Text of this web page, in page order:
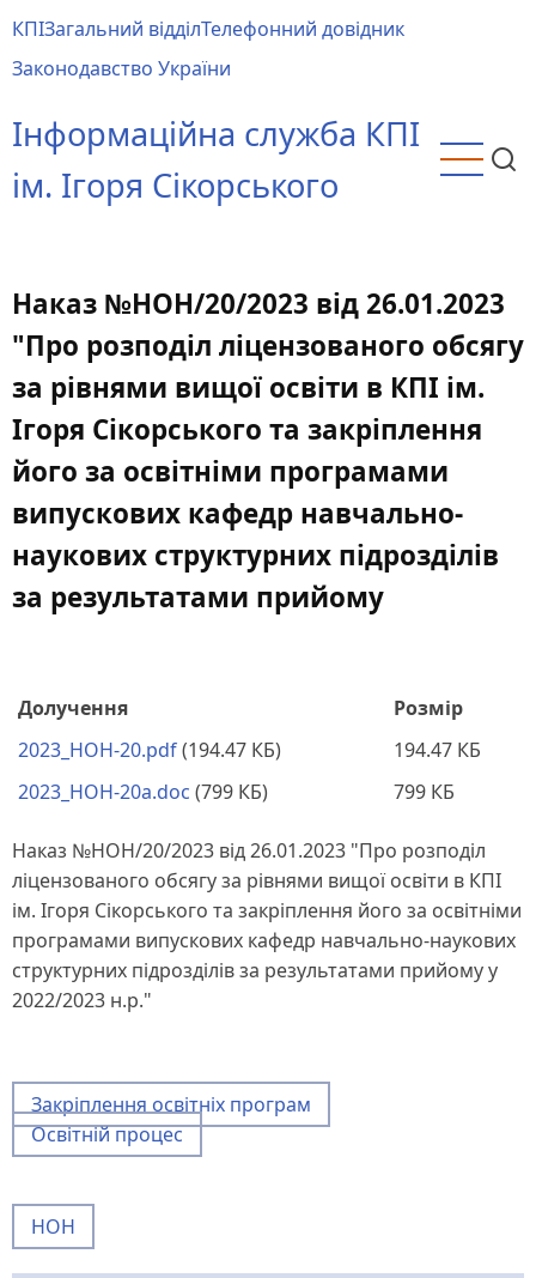
до
основного
КПІЗагальний відділТелефонний довідник
Законодавство України
Інформаційна служба КПІ
ім. Ігоря Сікорського
Наказ №НОН/20/2023 від 26.01.2023
"Про розподіл ліцензованого обсягу
за рівнями вищої освіти в КПІ ім.
Ігоря Сікорського та закріплення
його за освітніми програмами
випускових кафедр навчально-
наукових структурних підрозділів
за результатами прийому
Долучення
Розмір
2023_HOH-20.pdf(194.47 КБ)
194.47 КБ
2023_HOH-20a.doc (799 КБ) 799 КБ
Наказ №НОН/20/2023 від 26.01.2023 "Про розподіл
ліцензованого обсягу за рівнями вищої освіти в КПІ
ім. Ігоря Сікорського та закріплення його за освітніми
програмами випускових кафедр навчально-наукових
структурних підрозділів за результатами прийому у
2022/2023 н.р."
Закріплення освітніх програм
Освітній процес
НОН